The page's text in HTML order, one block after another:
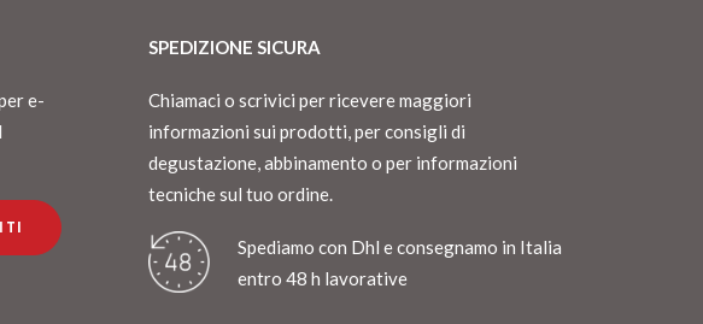
e-
SPEDIZIONE SICURA
Chiamaci o scrivici per ricevere maggiori
informazioni sui prodotti, per consigli di
degustazione, abbinamento o per informazioni
tecniche sul tuo ordine.
Spediamo con Dhl e consegnamo in Italia
entro 48 h lavorative